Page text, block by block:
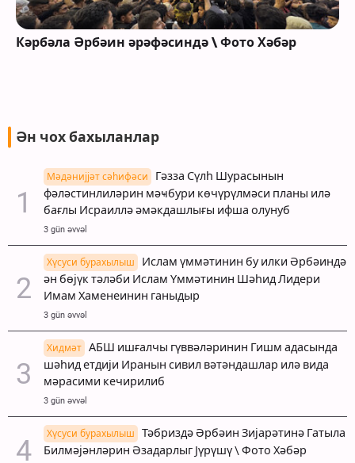
Кәрбәла Әрбәин әрәфәсиндә \ Фото Хәбәр
Ән чох бахыланлар
Мәдәнијјәт сәһифәси
Гәзза Сүлһ Шурасынын
фәләстинлиләрин мәҹбури көчүрүлмәси планы илә
бағлы Исраиллә әмәкдашлығы ифша олунуб
3 gün əvvəl
Хүсуси бурахылыш
Ислам үммәтинин бу илки Әрбәиндә
ән бөјүк тәләби Ислам Үммәтинин Шәһид Лидери
Имам Хаменеинин ганыдыр
3 gün əvvəl
Хидмәт
АБШ ишғалчы гүввәләринин Гишм адасында
шәһид етдији Иранын сивил вәтәндашлар илә вида
мәрасими кечирилиб
3 gün əvvəl
Хүсуси бурахылыш
Тәбриздә Әрбәин Зијарәтинә Гатыла
Билмәјәнләрин Әзадарлыг Јүрүшү \ Фото Хәбәр